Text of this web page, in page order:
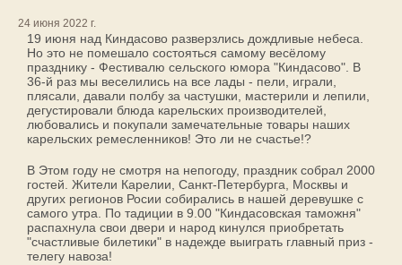
24 июня 2022 г.
19 июня над Киндасово разверзлись дождливые небеса.
Но это не помешало состояться самому весёлому
празднику - Фестивалю сельского юмора "Киндасово". В
36-й раз мы веселились на все лады - пели, играли,
плясали, давали полбу за частушки, мастерили и лепили,
дегустировали блюда карельских производителей,
любовались и покупали замечательные товары наших
карельских ремесленников! Это ли не счастье!?
В Этом году не смотря на непогоду, праздник собрал 2000
гостей. Жители Карелии, Санкт-Петербурга, Москвы и
других регионов Росии собирались в нашей деревушке с
самого утра. По тадиции в 9.00 "Киндасовская таможня"
распахнула свои двери и народ кинулся приобретать
"счастливые билетики" в надежде выиграть главный приз -
телегу навоза!